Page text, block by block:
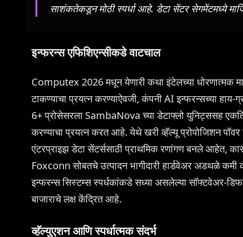
साशंकतेकडून मोठी स्पर्धा आहे. डेटा सेंटर सेगमेंटमध्ये
इन्फरन्स एफिशिएन्सीकडे वाटचाल
Computex 2026 मधून येणारी कथा इंटेलच्या धोरणात्मक
टाकण्याचा प्रयत्न करण्याऐवजी, कंपनी AI इन्फरन्सच्या
6+ प्रोसेसरला SambaNova च्या डेटाफ्लो युनिट्ससह
करण्याचा प्रयत्न करत आहे. येथे खरी व्हॅल्यू प्रोपोजिशन
एंटरप्राइझ डेटा सेंटर्ससाठी प्राथमिक रणांगण बनले आहेत,
Foxconn सोबतचे उत्पादन भागीदारी हार्डवेअर अडथळे
इन्फरन्स सिस्टम्स स्पर्धकांकडे सध्या असलेल्या सॉफ्टवेअर-
बाजाराचे लक्ष केंद्रित आहे.
व्हॅल्युएशन आणि स्पर्धात्मक संदर्भ